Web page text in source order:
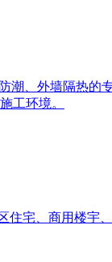
潮、外墙隔热的
工环境。
宅、商用楼宇